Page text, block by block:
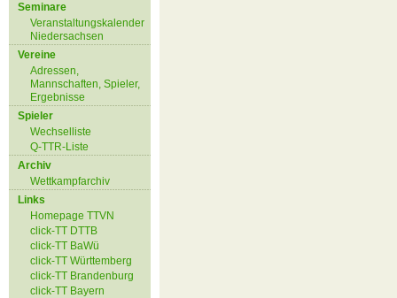
Seminare
Veranstaltungskalender
Niedersachsen
Vereine
Adressen,
Mannschaften, Spieler,
Ergebnisse
Spieler
Wechselliste
Q-TTR-Liste
Archiv
Wettkampfarchiv
Links
Homepage TTVN
click-TT DTTB
click-TT BaWü
click-TT Württemberg
click-TT Brandenburg
click-TT Bayern